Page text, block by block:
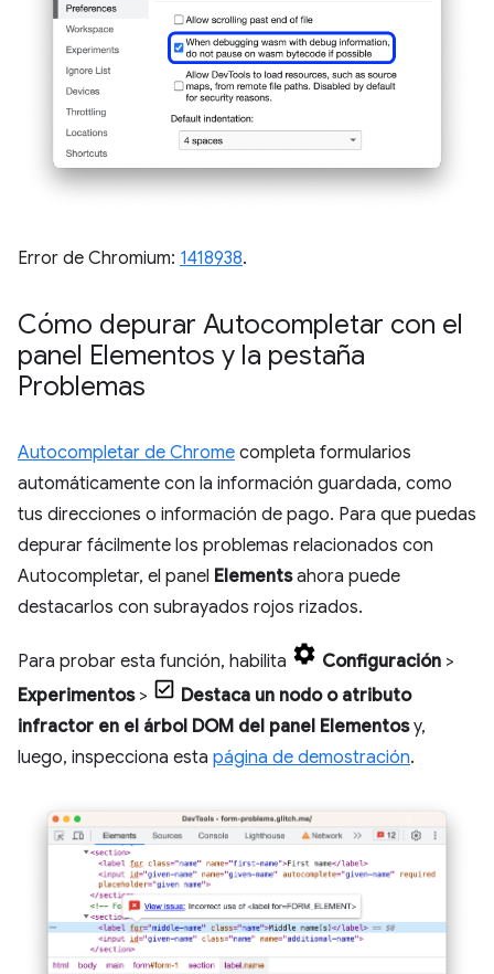
Error de Chromium: 1418938.
Cómo depurar Autocompletar con el
panel Elementos y la pestaña
Problemas
Autocompletar de Chrome completa formularios
automáticamente con la información guardada, como
tus direcciones o información de pago. Para que puedas
depurar fácilmente los problemas relacionados con
Autocompletar, el panel Elementsahora puede
destacarlos con subrayados rojos rizados.
Para probar esta función, habilita Configuración >
Experimentos>
Destaca un nodo o atributo
infractor en el árbol DOM del panel Elementosy,
luego, inspecciona esta página de demostración.